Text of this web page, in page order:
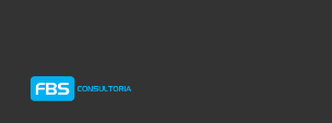
Protheus